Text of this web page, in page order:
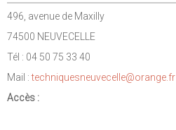
496, avenue de Maxilly
74500 NEUVECELLE
Tél : 04 50 75 33 40
Mail :techniquesneuvecelle@orange.fr
Accès :